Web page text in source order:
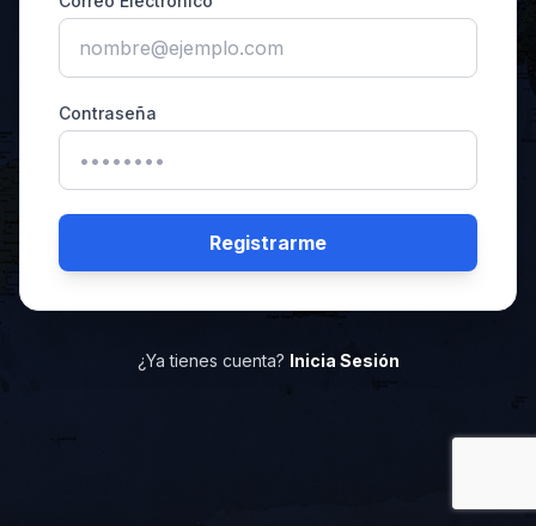
Contraseña
Registrarme
¿Ya tienes cuenta? Inicia Sesión